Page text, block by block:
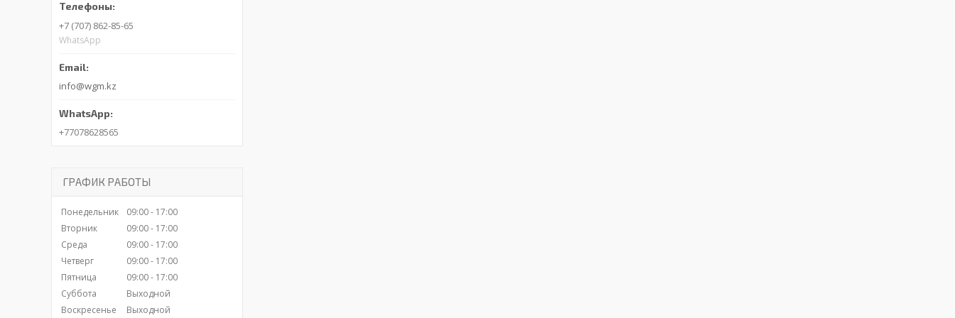
+7 (707) 862-85-65
WhatsApp
info@wgm.kz
+77078628565
ГРАФИК РАБОТЫ
Понедельник 09:00
17:00
Вторник
09:00
17:00
Среда
09:00
17:00
Четверг
09:00
17:00
Пятница
09:00
17:00
Суббота
Выходной
Воскресенье
Выходной